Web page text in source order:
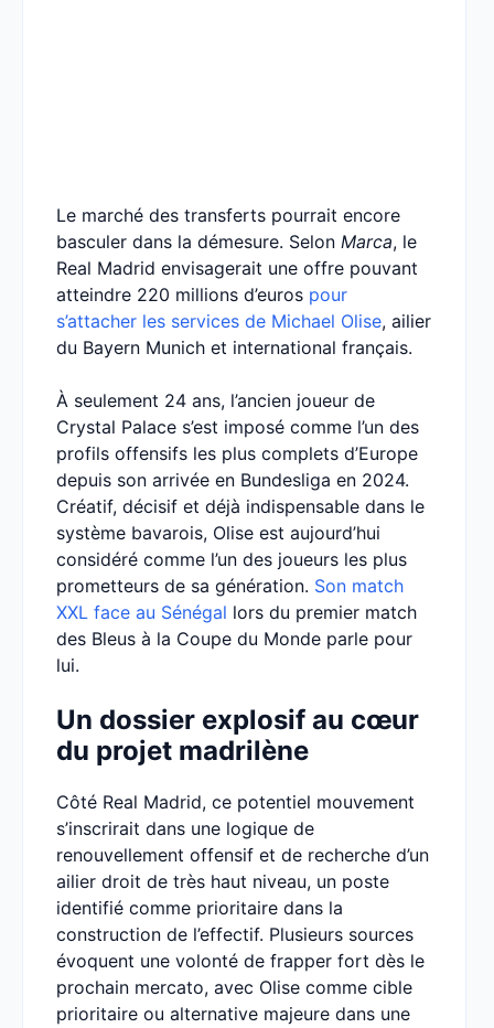
Le marché des transferts pourrait encore
basculer dans la démesure. Selon Marca, le
Real Madrid envisagerait une offre pouvant
atteindre 220 millions d’euros pour
s’attacher les services de Michael Olise, ailier
du Bayern Munich et international français.
À seulement 24 ans, l’ancien joueur de
Crystal Palace s’est imposé comme l’un des
profils offensifs les plus complets d’Europe
depuis son arrivée en Bundesliga en 2024.
Créatif, décisif et déjà indispensable dans le
système bavarois, Olise est aujourd’hui
considéré comme l’un des joueurs les plus
prometteurs de sa génération. Son match
XXL face au Sénégal lors du premier match
des Bleus à la Coupe du Monde parle pour
lui.
Un dossier explosif au cœur
du projet madrilène
Côté Real Madrid, ce potentiel mouvement
s’inscrirait dans une logique de
renouvellement offensif et de recherche d’un
ailier droit de très haut niveau, un poste
identifié comme prioritaire dans la
construction de l’effectif. Plusieurs sources
évoquent une volonté de frapper fort dès le
prochain mercato, avec Olise comme cible
prioritaire ou alternative majeure dans une